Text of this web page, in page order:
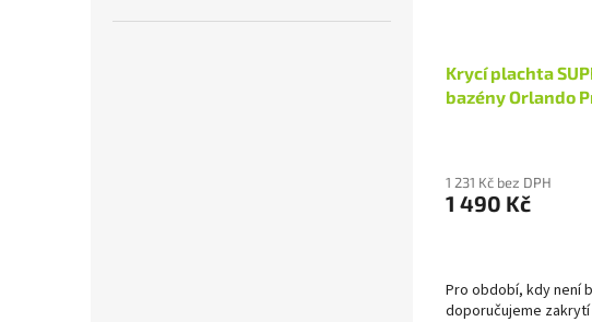
Krycí plachta
bazény Orlando
1 231 Kč bez DPH
1 490 Kč
Pro období, kdy není
doporučujeme